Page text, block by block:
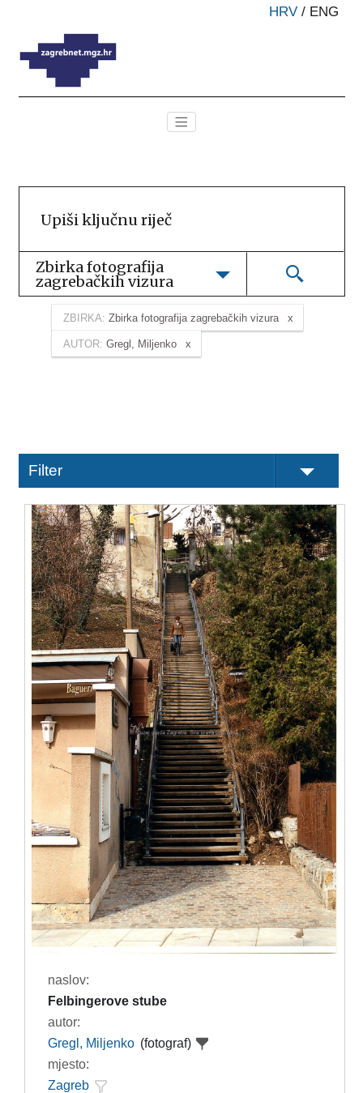
HRV / ENG
Zbirka fotografija
zagrebačkih vizura
ZBIRKA: Zbirka fotografija zagrebačkih vizura
AUTOR: Gregl, Miljenko
Filter
naslov:
Felbingerove stube
autor:
Gregl, Miljenko (fotograf)
mjesto:
Zagreb